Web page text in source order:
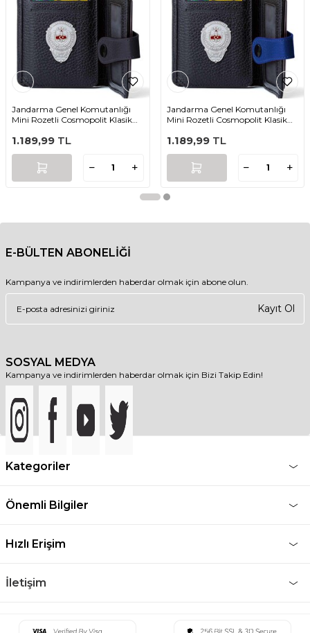
Jandarma Genel Komutanlığı
Mini Rozetli Cosmopolit Klasik
1.189,99 TL
Jandarma Genel Komutanlığı
Mini Rozetli Cosmopolit Klasik
1.189,99TL
E-BÜLTEN ABONELİĞİ
Kampanya ve indirimlerden haberdar olmak için abone olun.
Kayıt Ol
SOSYAL MEDYA
Kampanya ve indirimlerden haberdar olmak için Bizi Takip Edin!
Kategoriler
Önemli Bilgiler
Hızlı Erişim
İletişim